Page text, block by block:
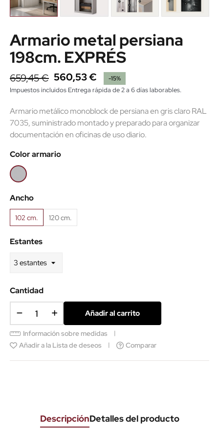
Armario metal persiana
198cm. EXPRÉS
659,45 € 560,53 € -15%
Impuestos incluidos Entrega rápida de 2 a 6 días laborables.
Armario metálico monoblock de persiana en gris claro RAL
7035, suministrado montado y preparado para organizar
documentación en oficinas de uso diario.
Color armario
Gris
RAL7035
Ancho
102 cm. 120 cm.
Estantes
Cantidad
Añadir al carrito
Información sobre medidas
Añadir a la Lista de deseos
Comparar
DescripciónDetalles del producto